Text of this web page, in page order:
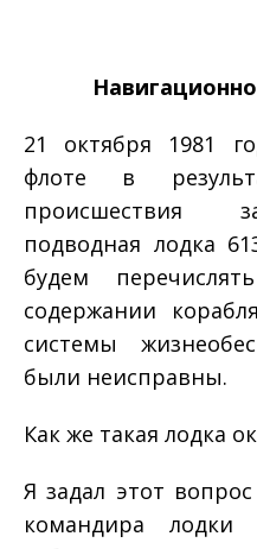
21 октября 1981
флоте в
происшествия
подводная лодка
будем
содержании
системы
были неисправны.
Как же такая лодка
Я задал этот
командира лодки